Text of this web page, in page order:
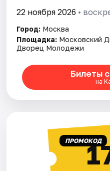
22 ноября 2026 •
Город: Москва
Площадка: Московский
Дворец Молодежи
Билеты
на
ПРОМОКОД